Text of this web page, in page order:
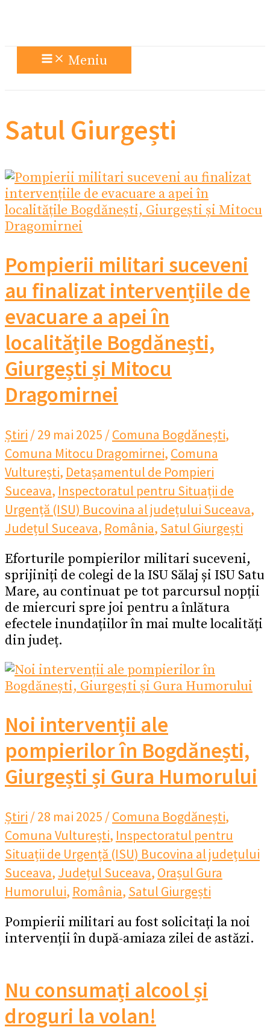
Meniu
Satul Giurgești
Pompierii militari suceveni
au finalizat intervențiile de
evacuare a apei în
localitățile Bogdănești,
Giurgești și Mitocu
Dragomirnei
Știri /29 mai 2025 /Comuna Bogdănești,
Comuna Mitocu Dragomirnei, Comuna
Vulturești, Detașamentul de Pompieri
Suceava, Inspectoratul pentru Situații de
Urgență (ISU) Bucovina al județului Suceava,
Județul Suceava, România, Satul Giurgești
Eforturile pompierilor militari suceveni,
sprijiniți de colegi de la ISU Sălaj și ISU Satu
Mare, au continuat pe tot parcursul nopții
de miercuri spre joi pentru a înlătura
efectele inundațiilor în mai multe localități
din județ.
Noi intervenții ale
pompierilor în Bogdănești,
Giurgești și Gura Humorului
Știri /28 mai 2025 /Comuna Bogdănești,
Comuna Vulturești, Inspectoratul pentru
Situații de Urgență (ISU) Bucovina al județului
Suceava, Județul Suceava, Orașul Gura
Humorului, România, Satul Giurgești
Pompierii militari au fost solicitați la noi
intervenții în după-amiaza zilei de astăzi.
Nu consumați alcool și
droguri la volan!